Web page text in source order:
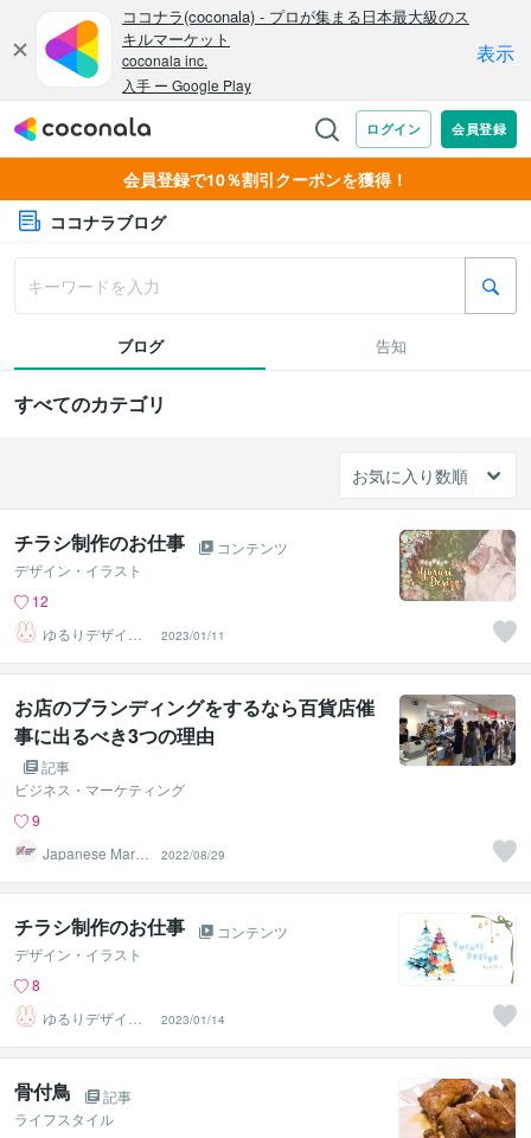
会員登録で10％割引クーポンを獲得！
ココナラブログ
ブログ 告知
すべてのカテゴリ
チラシ制作のお仕事
コンテンツ
デザイン・イラスト
12
ゆるりデザイン
＠夏季休暇中
2023/01/11
お店のブランディングをするなら百貨店催
事に出るべき3つの理由
記事
ビジネス・マーケティング
9
Japanese Marke
t Plus
2022/08/29
チラシ制作のお仕事
コンテンツ
デザイン・イラスト
8
ゆるりデザイン
＠夏季休暇中
2023/01/14
骨付鳥
記事
ライフスタイル